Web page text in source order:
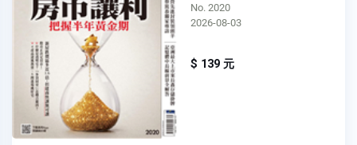
No. 2020
2026-08-03
$ 139 元